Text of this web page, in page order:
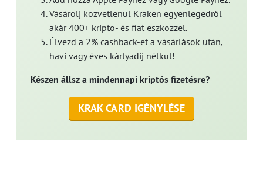
Vásárolj közvetlenül Kraken egyenlegedről
akár 400+ kripto- és fiat eszközzel.
Élvezd a 2% cashback-et a vásárlások után,
havi vagy éves kártyadíj nélkül!
Készen állsz a mindennapi kriptós fizetésre?
KRAK CARD IGÉNYLÉSE